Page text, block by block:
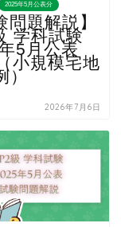
2025年5月公表分
問題解説】
学科試験
5月公表
小規模宅地
）
2026年7月6日